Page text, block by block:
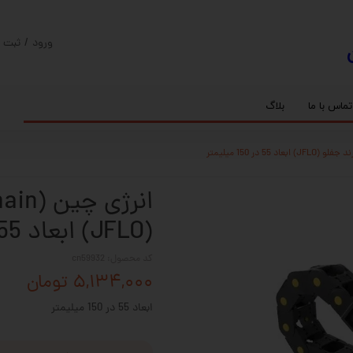
ورود / ثبت
سفارشات
تماس با ما بلاگ
(JFLO) ابعاد 55 در 150 میلیمتر
۵,۱۳۴,۰۰۰ تومان
ابعاد 55 در 150 میلیمتر